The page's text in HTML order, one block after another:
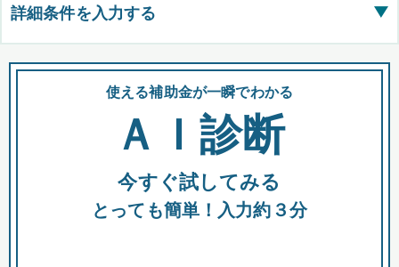
詳細条件を入力する ▶
都道府県
全国の検索結果を含めて表示
助成金 融資 出資
使える補助金が一瞬でわかる
ＡＩ診断
今すぐ試してみる
とっても簡単！入力約３分